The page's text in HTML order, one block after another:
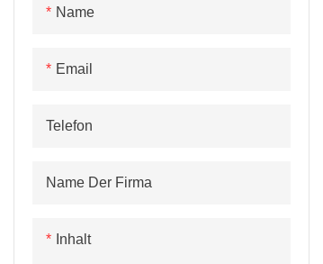
medizinische Geräte
Andere Montagemaschine
Name
Email
Telefon
Name Der Firma
Inhalt